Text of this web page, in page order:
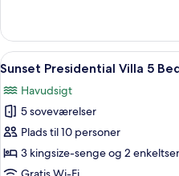
Villa
Bedroom
Indlæs
alle
billeder
af
Sunset
Presidential
Villa
5
Sunset Presidential Villa 5
Havudsigt
5 soveværelser
Plads til 10 personer
3 kingsize-senge og 2